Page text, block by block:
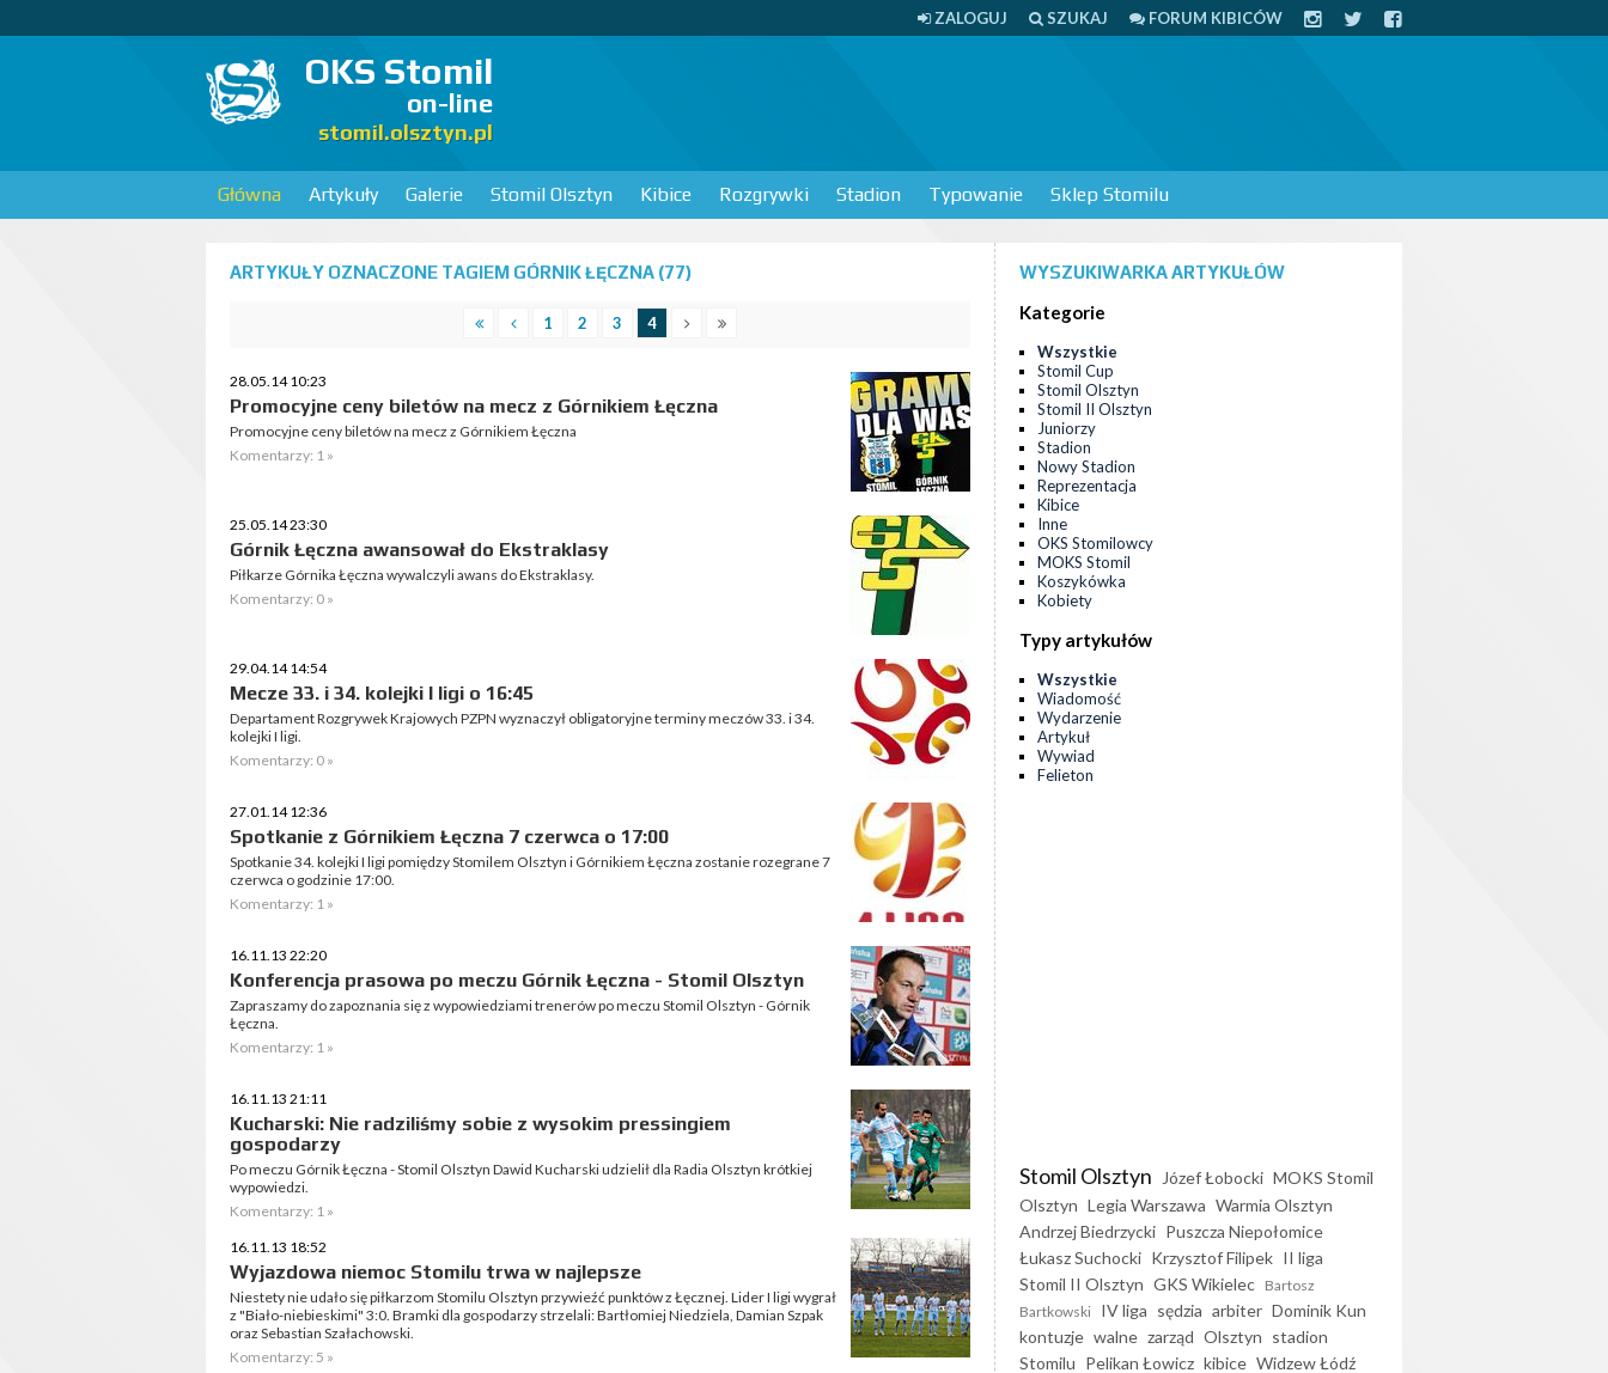
ZALOGUJ SZUKAJ FORUM KIBICÓW
OKS Stomil
on-line
stomil.olsztyn.pl
Główna Artykuły Galerie Stomil Olsztyn Kibice Rozgrywki Stadion Typowanie Sklep Stomilu
ARTYKUŁY OZNACZONE TAGIEM GÓRNIK ŁĘCZNA (77)
1 2 3 4
28.05.14 10:23
Promocyjne ceny biletów na mecz z Górnikiem Łęczna
Promocyjne ceny biletów na mecz z Górnikiem Łęczna
Komentarzy: 1 »
25.05.14 23:30
Górnik Łęczna awansował do Ekstraklasy
Piłkarze Górnika Łęczna wywalczyli awans do Ekstraklasy.
Komentarzy: 0 »
29.04.14 14:54
Mecze 33. i 34. kolejki I ligi o 16:45
Departament Rozgrywek Krajowych PZPN wyznaczył obligatoryjne terminy meczów 33. i 34.
kolejki I ligi.
Komentarzy: 0 »
27.01.14 12:36
Spotkanie z Górnikiem Łęczna 7 czerwca o 17:00
Spotkanie 34. kolejki I ligi pomiędzy Stomilem Olsztyn i Górnikiem Łęczna zostanie rozegrane 7
czerwca o godzinie 17:00.
Komentarzy: 1 »
16.11.13 22:20
Konferencja prasowa po meczu Górnik Łęczna - Stomil Olsztyn
Zapraszamy do zapoznania się z wypowiedziami trenerów po meczu Stomil Olsztyn - Górnik
Łęczna.
Komentarzy: 1 »
16.11.13 21:11
Kucharski: Nie radziliśmy sobie z wysokim pressingiem
gospodarzy
Po meczu Górnik Łęczna - Stomil Olsztyn Dawid Kucharski udzielił dla Radia Olsztyn krótkiej
wypowiedzi.
Komentarzy: 1 »
16.11.13 18:52
Wyjazdowa niemoc Stomilu trwa w najlepsze
Niestety nie udało się piłkarzom Stomilu Olsztyn przywieźć punktów z Łęcznej. Lider I ligi wygrał
z "Biało-niebieskimi" 3:0. Bramki dla gospodarzy strzelali: Bartłomiej Niedziela, Damian Szpak
oraz Sebastian Szałachowski.
Komentarzy: 5 »
WYSZUKIWARKA ARTYKUŁÓW
Kategorie
Wszystkie
Stomil Cup
Stomil Olsztyn
Stomil II Olsztyn
Juniorzy
Stadion
Nowy Stadion
Reprezentacja
Kibice
Inne
OKS Stomilowcy
MOKS Stomil
Koszykówka
Kobiety
Typy artykułów
Wszystkie
Wiadomość
Wydarzenie
Artykuł
Wywiad
Felieton
Stomil Olsztyn Józef Łobocki MOKS Stomil
Olsztyn Legia Warszawa Warmia Olsztyn
Andrzej Biedrzycki Puszcza Niepołomice
Łukasz Suchocki Krzysztof Filipek II liga
Stomil II Olsztyn GKS Wikielec Bartosz
Bartkowski IV liga sędzia arbiter Dominik Kun
kontuzje walne zarząd Olsztyn stadion
Stomilu Pelikan Łowicz kibice Widzew Łódź